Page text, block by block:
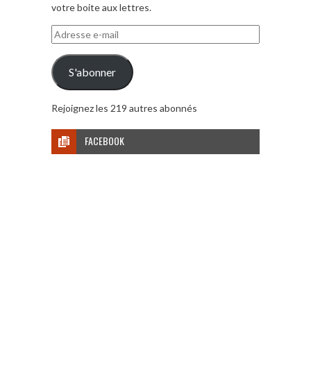
votre boite aux lettres.
Adresse
e-
mail
S'abonner
Rejoignez les 219 autres abonnés
FACEBOOK